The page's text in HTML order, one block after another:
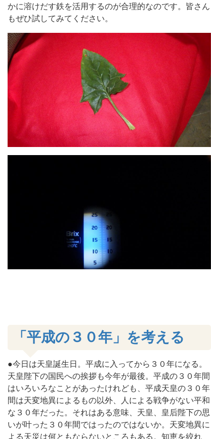
かに溶けだす鉄を活用するのが合理的なのです。皆さん
もぜひ試してみてください。
「平成の３０年」を考える
●今日は天皇誕生日。平成に入ってから３０年になる。
天皇陛下の国民への挨拶も今年が最後。平成の３０年間
はいろいろなことがあったけれども、平成天皇の３０年
間は天変地異によるもの以外、人による戦争がない平和
な３０年だった。それはある意味、天皇、皇后陛下の思
いが叶った３０年間ではったのではないか。天変地異に
よる天災は何ともならないところもある。知恵を絞れ